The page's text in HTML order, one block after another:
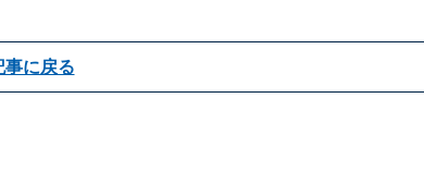
事に戻る